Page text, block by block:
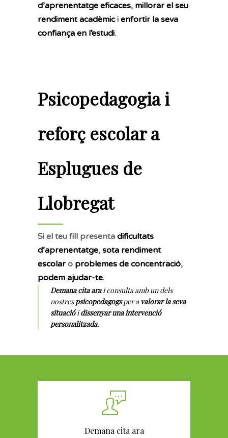
d’aprenentatge eficaces, millorar el seu
rendiment acadèmici enfortir la seva
confiança en l’estudi.
Psicopedagogia i
reforç escolar a
Esplugues de
Llobregat
Si el teu fill presenta dificultats
d’aprenentatge, sota rendiment
escolar o problemes de concentració,
podem ajudar-te.
Demana cita arai consulta amb un dels
nostrespsicopedagogsper a valorar la seva
situacióidissenyar una intervenció
personalitzada.
Demana cita ara